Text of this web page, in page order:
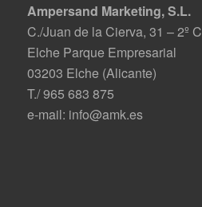
Ampersand Marketing, S.L.
C./Juan de la Cierva, 31 – 2º C
Elche Parque Empresarial
03203 Elche (Alicante)
T./ 965 683 875
e-mail: info@amk.es